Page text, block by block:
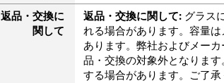
返品・交換に
関して
返品・交換に関して:グラス
れる場合があります。容量
あります。弊社およびメー
品・交換の対象外となりま
する場合があります。ご了承